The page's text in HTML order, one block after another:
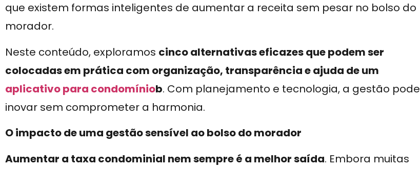
que existem formas inteligentes de aumentar a receita sem pesar no bolso do
morador.
Neste conteúdo, exploramos cinco alternativas eficazes que podem ser
colocadas em prática com organização, transparência e ajuda de um
aplicativo para condomíniob. Com planejamento e tecnologia, a gestão pode
inovar sem comprometer a harmonia.
O impacto de uma gestão sensível ao bolso do morador
Aumentar a taxa condominial nem sempre é a melhor saída. Embora muitas